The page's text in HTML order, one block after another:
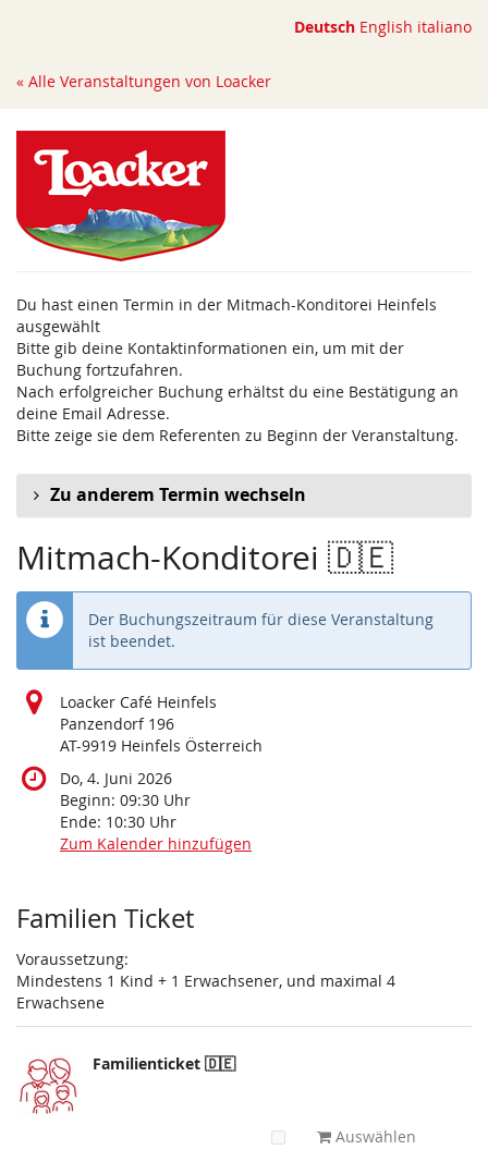
springen
Deutsch English italiano
« Alle Veranstaltungen von Loacker
Du hast einen Termin in der Mitmach-Konditorei Heinfels
ausgewählt
Bitte gib deine Kontaktinformationen ein, um mit der
Buchung fortzufahren.
Nach erfolgreicher Buchung erhältst du eine Bestätigung an
deine Email Adresse.
Bitte zeige sie dem Referenten zu Beginn der Veranstaltung.
Zu anderem Termin wechseln
Mitmach-Konditorei 🇩🇪
Der Buchungszeitraum für diese Veranstaltung
ist beendet.
Loacker Café Heinfels
Panzendorf 196
AT-9919 Heinfels Österreich
Do, 4. Juni 2026
Beginn: 09:30 Uhr
Ende: 10:30 Uhr
Zum Kalender hinzufügen
Produkte
Familien Ticket
Voraussetzung:
Mindestens 1 Kind + 1 Erwachsener, und maximal 4
Erwachsene
Familienticket 🇩🇪
Auswählen